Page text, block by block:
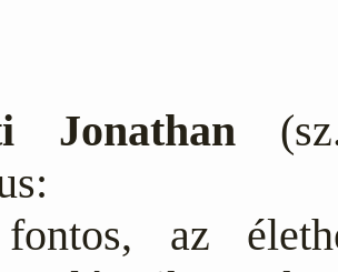
Jonathan(sz.
az